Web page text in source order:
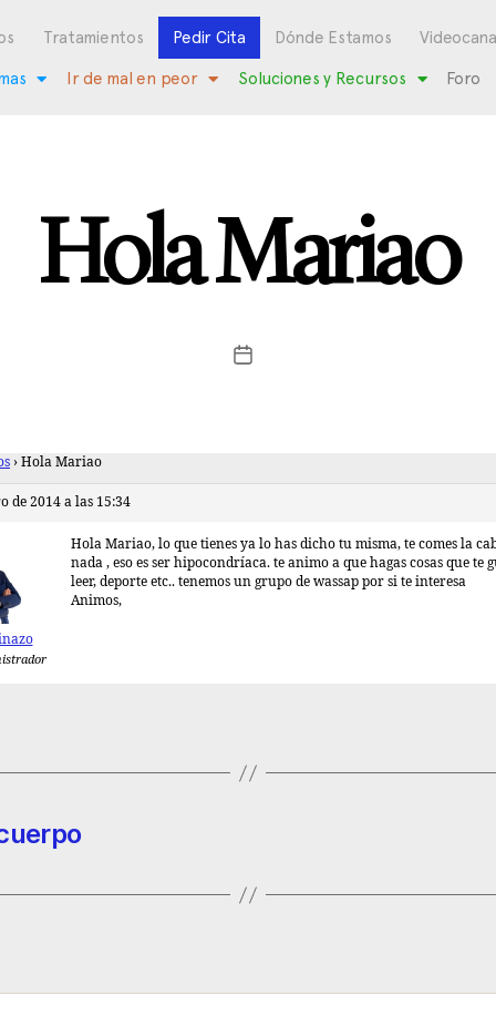
Tratamientos Pedir Cita Dónde Estamos
Ir de mal en peor Soluciones y Recursos Foro
Hola Mariao
› Hola Mariao
de 2014 a las 15:34
Hola Mariao, lo que tienes ya lo has dicho tu misma, te comes la
nada , eso es ser hipocondríaca. te animo a que hagas cosas que te
leer, deporte etc.. tenemos un grupo de wassap por si te interesa
Animos,